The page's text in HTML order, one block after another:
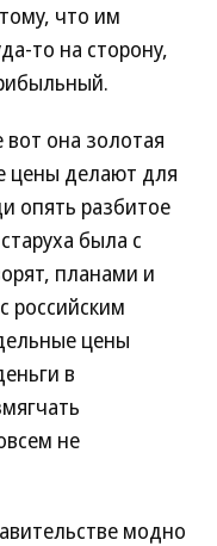
что им
то на сторону,
она золотая
цены делают для
опять разбитое
была с
планами и
российским
цены
в
не
модно